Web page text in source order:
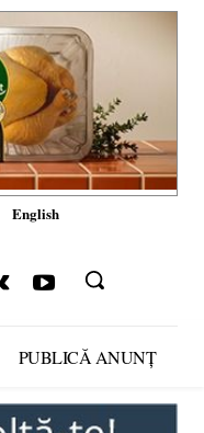
English
PUBLICĂ ANUNȚ